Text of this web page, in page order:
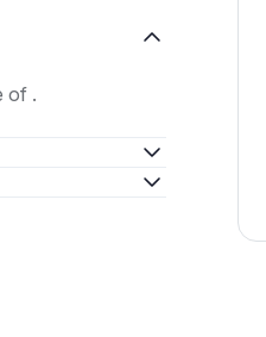
of .